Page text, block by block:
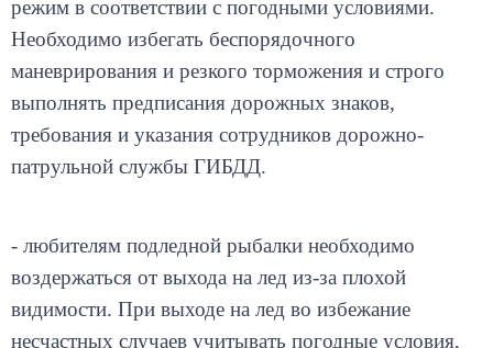
Необходимо избегать беспорядочного
маневрирования и резкого торможения и строго
выполнять предписания дорожных знаков,
требования и указания сотрудников дорожно-
патрульной службы ГИБДД.
воздержаться от выхода на лед из-за плохой
видимости. При выходе на лед во избежание
несчастных случаев учитывать погодные условия,